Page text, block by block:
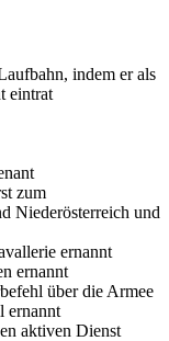
indem er als
eintrat
zum
Niederösterreich und
ernannt
ernannt
über die Armee
ernannt
aktiven Dienst